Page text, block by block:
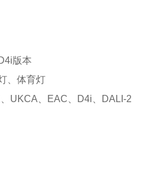
版本
、体育灯
UKCA、EAC、D4i、DALI-2